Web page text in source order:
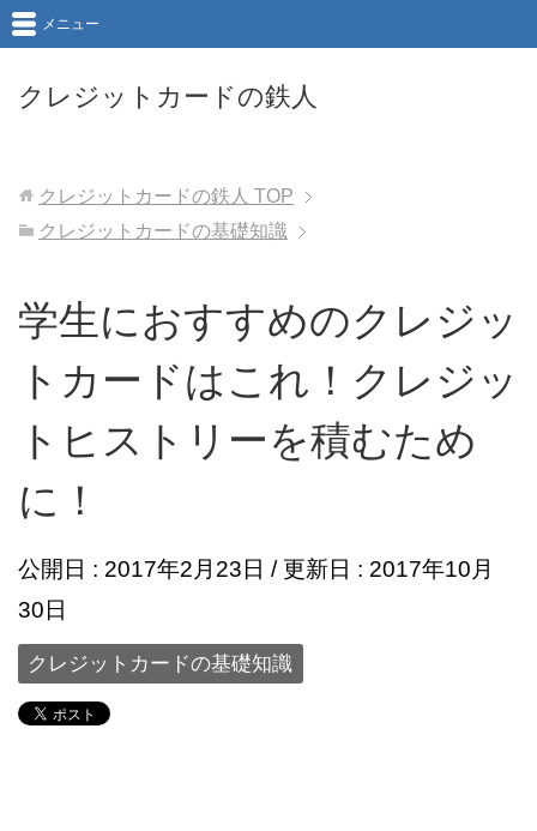
クレジットカードの鉄人
メニュー
クレジットカードの鉄人 TOP
クレジットカードの基礎知識
学生におすすめのクレジッ
トカードはこれ！クレジッ
トヒストリーを積むため
に！
公開日 : 2017年2月23日 / 更新日 : 2017年10月
30日
クレジットカードの基礎知識